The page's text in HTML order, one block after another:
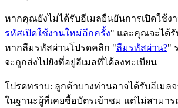
หากคุณยังไม่ได้รับอีเมลยืนยันการเปิดใช้ง
รหัสเปิดใช้งานใหม่อีกครั้ง" และคุณจะได้รั
หากลืมรหัสผ่านโปรดคลิก "ลืมรหัสผ่าน?"
จะถูกส่งไปยังที่อยู่อีเมลที่ได้ลงทะเบียน
โปรดทราบ: ลูกค้าบางท่านอาจได้รับอีเมลจ
ในฐานะผู้ที่เคยซื้อบัตรเข้าชม แต่ไม่สามาร